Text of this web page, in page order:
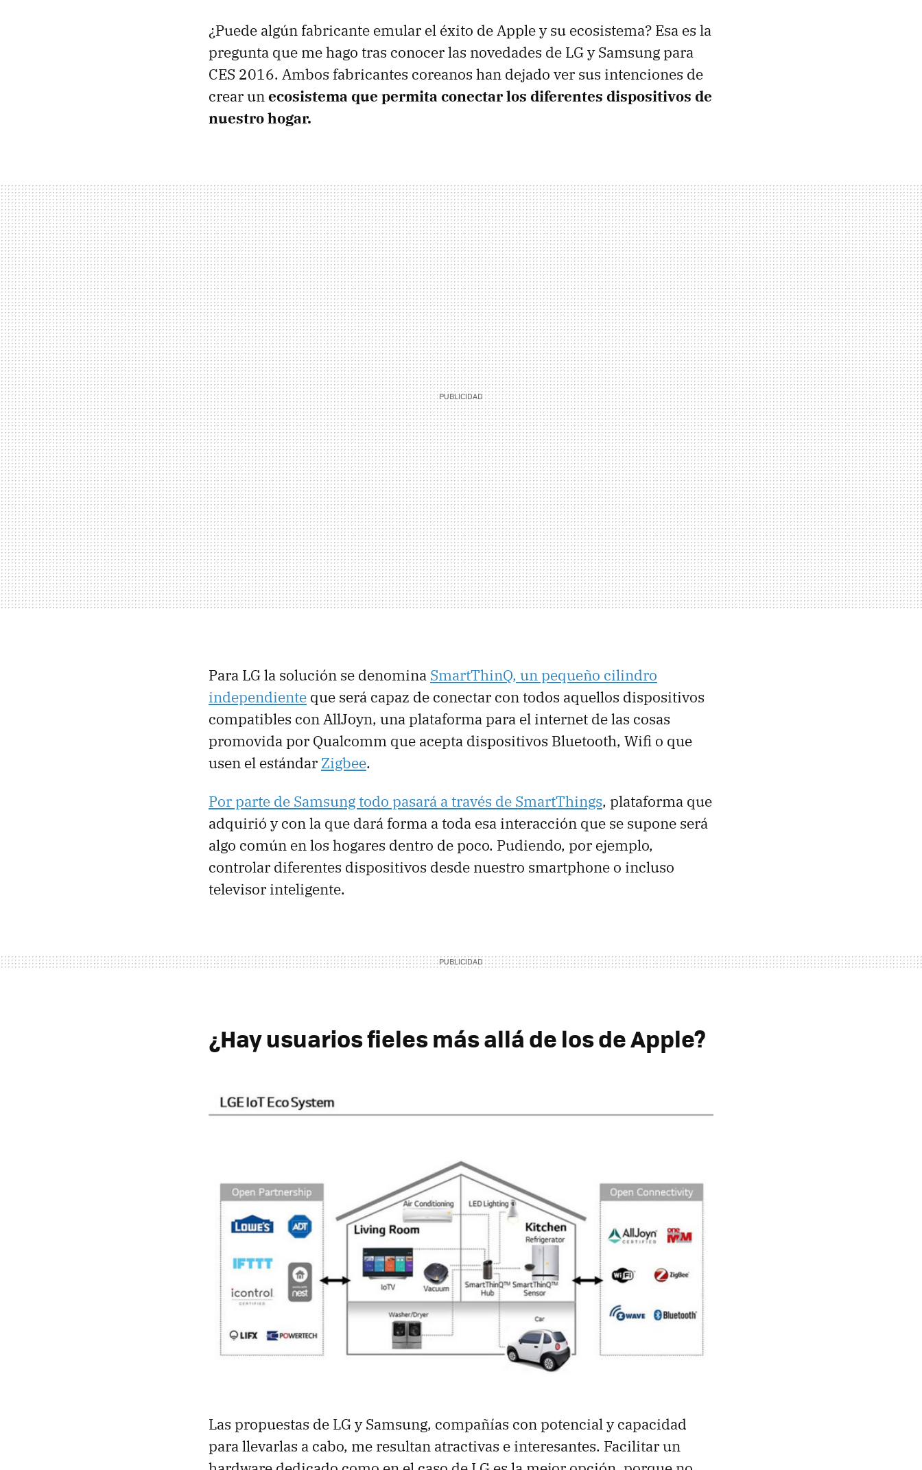
¿Puede algún fabricante emular el éxito de Apple y su ecosistema? Esa es la
pregunta que me hago tras conocer las novedades de LG y Samsung para
CES 2016. Ambos fabricantes coreanos han dejado ver sus intenciones de
crear unecosistema que permita conectar los diferentes dispositivos de
nuestro hogar.
Para LG la solución se denomina SmartThinQ, un pequeño cilindro
independiente que será capaz de conectar con todos aquellos dispositivos
compatibles con AllJoyn, una plataforma para el internet de las cosas
promovida por Qualcomm que acepta dispositivos Bluetooth, Wifi o que
usen el estándar Zigbee.
Por parte de Samsung todo pasará a través de SmartThings, plataforma que
adquirió y con la que dará forma a toda esa interacción que se supone será
algo común en los hogares dentro de poco. Pudiendo, por ejemplo,
controlar diferentes dispositivos desde nuestro smartphone o incluso
televisor inteligente.
¿Hay usuarios fieles más allá de los de Apple?
Las propuestas de LG y Samsung, compañías con potencial y capacidad
para llevarlas a cabo, me resultan atractivas e interesantes. Facilitar un